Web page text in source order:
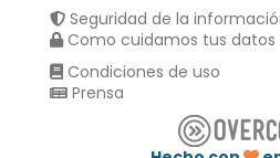
Seguridad de la
Como cuidamos tus datos
Condiciones de uso
Prensa